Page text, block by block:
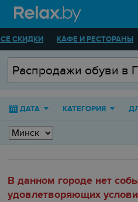
СКИДКИ КАФЕ И РЕСТОРАНЫ
ДАТА КАТЕГОРИЯ
В данном городе нет
удовлетворяющих